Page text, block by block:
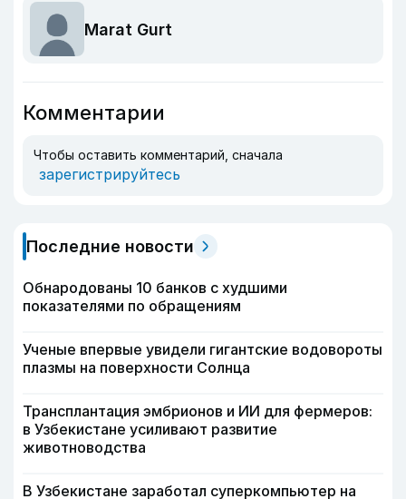
Marat Gurt
Комментарии
Чтобы оставить комментарий, сначала
зарегистрируйтесь
Последние новости
Обнародованы 10 банков с худшими
показателями по обращениям
Ученые впервые увидели гигантские водовороты
плазмы на поверхности Солнца
Трансплантация эмбрионов и ИИ для фермеров:
в Узбекистане усиливают развитие
животноводства
В Узбекистане заработал суперкомпьютер на